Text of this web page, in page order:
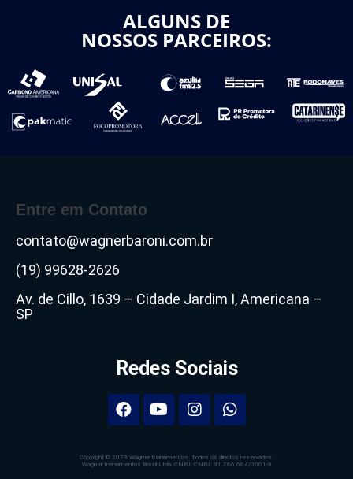
ALGUNS DE
NOSSOS PARCEIROS:
Entre em Contato
contato@wagnerbaroni.com.br
(19) 99628-2626
Av. de Cillo, 1639 – Cidade Jardim I, Americana –
SP
Redes Sociais
Copyright © 2023 Wagner treinamentos. Todos os direitos reservados.
Wagner treinamentos Brasil Ltda. CNPJ: CNPJ: 31.766.664/0001-9